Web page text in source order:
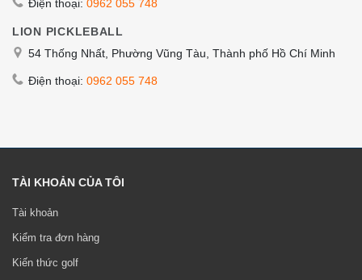
Điện thoại: 0962 055 748
LION PICKLEBALL
54 Thống Nhất, Phường Vũng Tàu, Thành phố Hồ Chí Minh
Điện thoại: 0962 055 748
TÀI KHOẢN CỦA TÔI
Tài khoản
Kiểm tra đơn hàng
Kiến thức golf